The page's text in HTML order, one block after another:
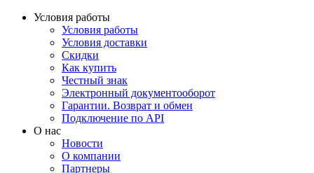
Условия работы
Условия работы
Условия доставки
Скидки
Как купить
Честный знак
Электронный документооборот
Гарантии. Возврат и обмен
Подключение по API
О нас
Новости
О компании
Партнеры